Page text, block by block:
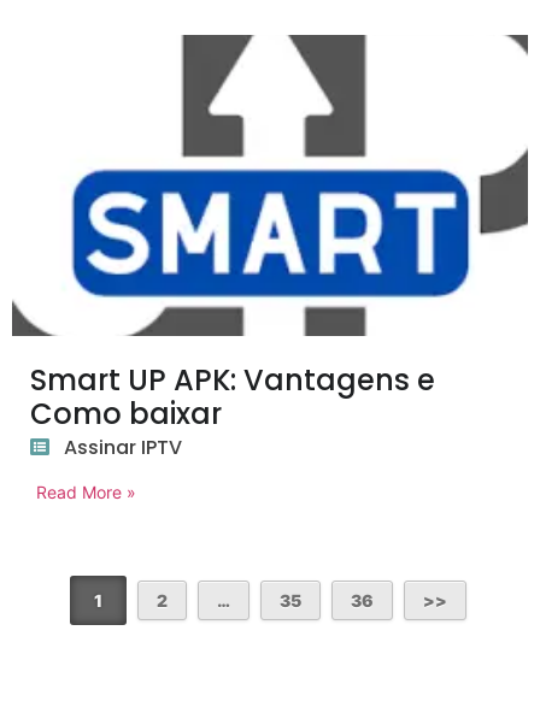
Smart UP APK: Vantagens e
Como baixar
Assinar IPTV
Read More »
1 2 … 35 36